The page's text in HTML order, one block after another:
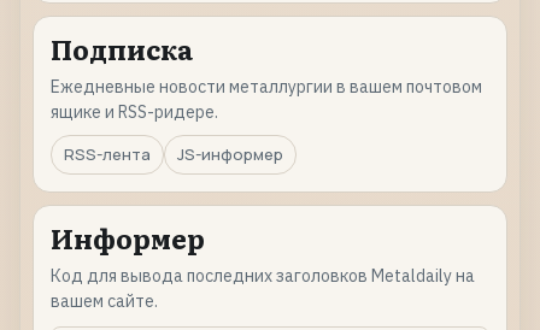
Подписка
Ежедневные новости металлургии в вашем почтовом
ящике и RSS-ридере.
RSS-лента
JS-информер
Информер
Код для вывода последних заголовков Metaldaily на
вашем сайте.